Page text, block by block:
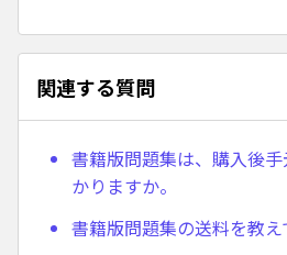
関連する質問
書籍版問題集は、購入後
かりますか。
書籍版問題集の送料を教え